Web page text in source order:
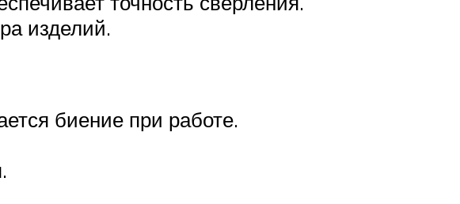
изделий.
биение при работе.